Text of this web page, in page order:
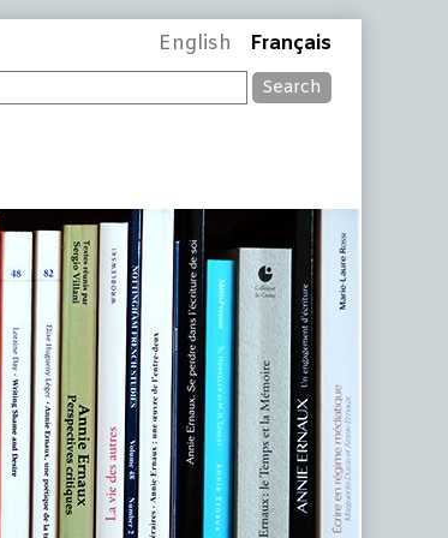
English Français
Search